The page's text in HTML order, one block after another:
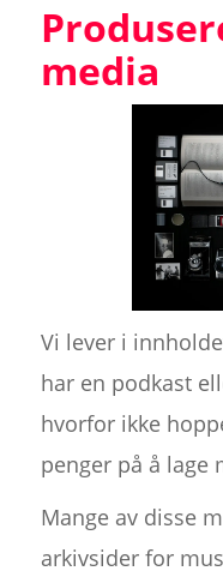
media
Vi lever i
har en podkast
hvorfor ikke
penger på å lage
Mange av disse
arkivsider for